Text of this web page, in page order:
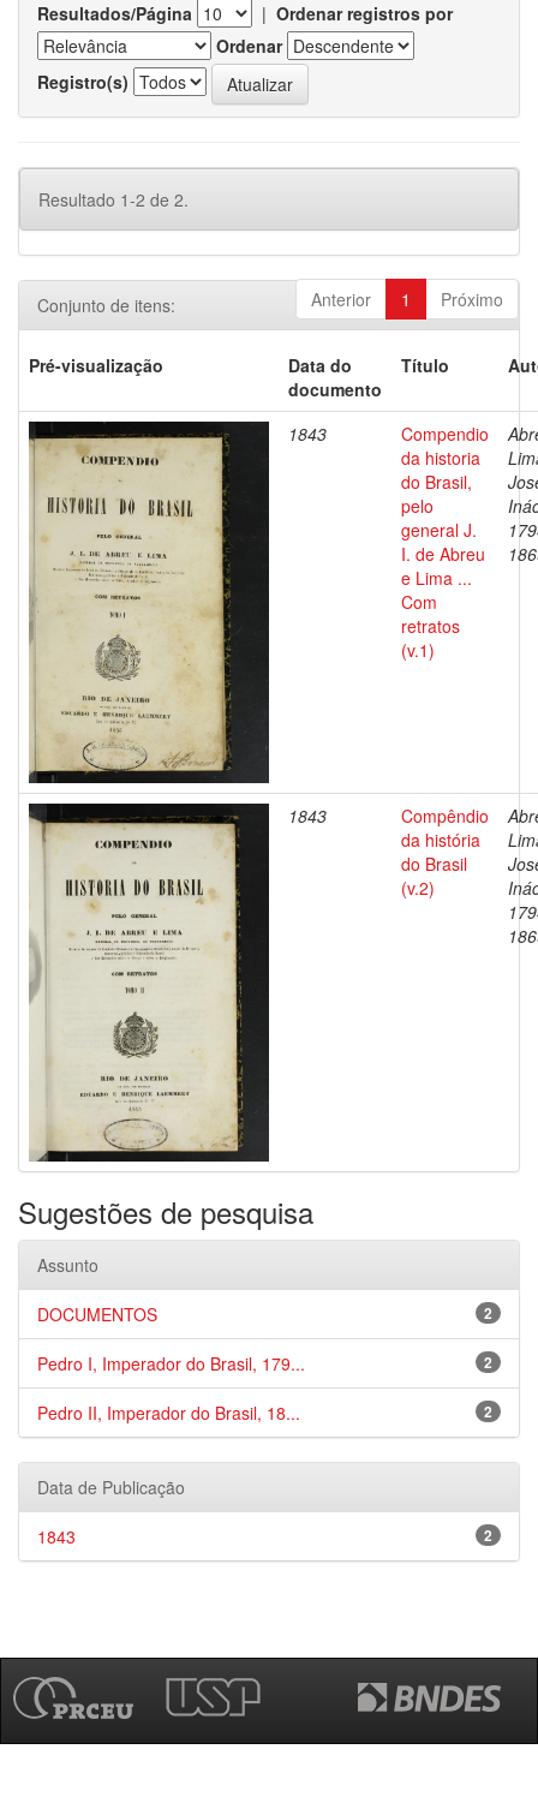
Resultados/Página | Ordenar registros por
Ordenar
Registro(s)
Resultado 1-2 de 2.
Anterior 1 Próximo
Conjunto de itens:
Pré-visualização
Data do
documento
Título
1843
Compendio
da historia
do Brasil,
pelo
general J.
I. de Abreu
e Lima ...
Com
retratos
(v.1)
1843
Compêndio
da história
do Brasil
(v.2)
Sugestões de pesquisa
Assunto
2
DOCUMENTOS
2
Pedro I, Imperador do Brasil, 179...
2
Pedro II, Imperador do Brasil, 18...
Data de Publicação
2
1843